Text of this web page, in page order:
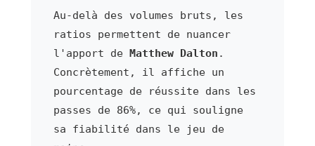
Au-delà des volumes bruts, les
ratios permettent de nuancer
l'apport de Matthew Dalton .
Concrètement, il affiche un
pourcentage de réussite dans les
passes de 86%, ce qui souligne
sa fiabilité dans le jeu de